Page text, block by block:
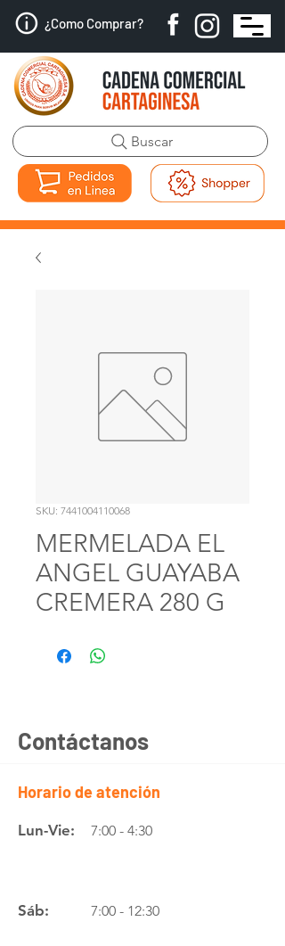
¿Como Comprar?
Buscar
SKU: 7441004110068
MERMELADA EL
ANGEL GUAYABA
CREMERA 280 G
Contáctanos
Horario de atención
Lun-Vie: 7:00 - 4:30
Sáb: 7:00 - 12:30